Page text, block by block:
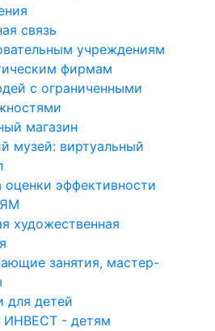
связь
учреждениям
фирмам
с ограниченными
магазин
музей: виртуальный
оценки эффективности
художественная
занятия, мастер-
для детей
- детям